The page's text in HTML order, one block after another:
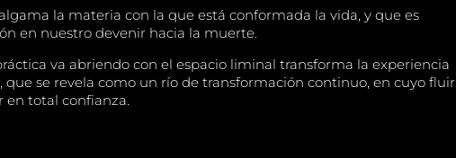
la materia con la que está conformada la vida, y que es
en nuestro devenir hacia la muerte.
va abriendo con el espacio liminal transforma la experiencia
se revela como un río de transformación continuo, en cuyo fluir
en total confianza.